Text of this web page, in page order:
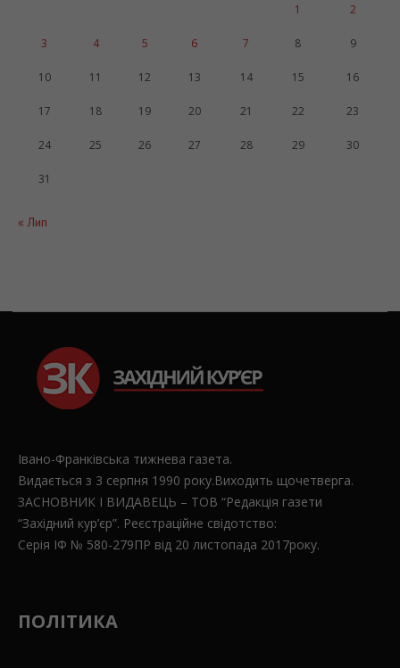
« Лип
1 2
3 4 5 6 7 8 9
10 11 12 13 14 15 16
17 18 19 20 21 22 23
24 25 26 27 28 29 30
31
Івано-Франківська тижнева газета.
Видається з 3 серпня 1990 року.Виходить щочетверга.
ЗАСНОВНИК І ВИДАВЕЦЬ – ТОВ “Редакція газети
“Західний кур’єр”. Реєстраційне свідотство:
Серія ІФ № 580-279ПР від 20 листопада 2017року.
ПОЛІТИКА